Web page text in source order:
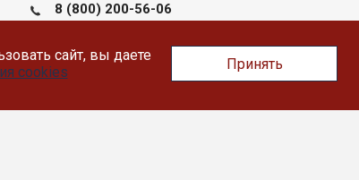
сайт, вы даете
cookies Принять
8 (800) 200-56-06
Тверь, Докучаева 36, помещение XII